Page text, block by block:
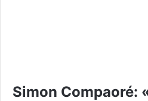
Simon Compaoré: